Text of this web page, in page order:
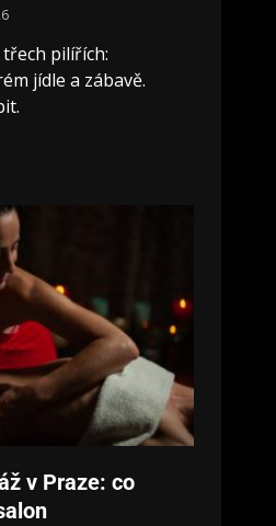
pilířích:
jídle a zábavě.
v Praze: co